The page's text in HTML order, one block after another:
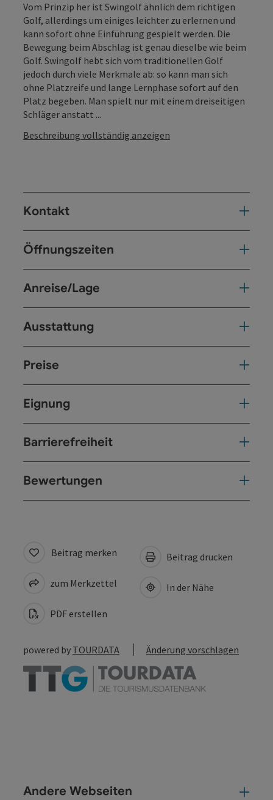
Vom Prinzip her ist Swingolf ähnlich dem richtigen
Golf, allerdings um einiges leichter zu erlernen und
kann sofort ohne Einführung gespielt werden. Die
Bewegung beim Abschlag ist genau dieselbe wie beim
Golf. Swingolf hebt sich vom traditionellen Golf
jedoch durch viele Merkmale ab: so kann man sich
ohne Platzreife und lange Lernphase sofort auf den
Platz begeben. Man spielt nur mit einem dreiseitigen
Schläger anstatt ...
Beschreibung vollständig anzeigen
Kontakt
Öffnungszeiten
Anreise/Lage
Ausstattung
Preise
Eignung
Barrierefreiheit
Bewertungen
Beitrag merken
zum Merkzettel
PDF erstellen
Beitrag drucken
In der Nähe
powered by TOURDATA Änderung vorschlagen
Andere Webseiten